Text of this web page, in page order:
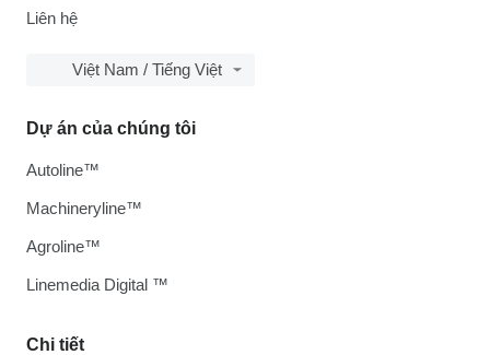
Liên hệ
Việt Nam / Tiếng Việt
Chi tiết
Dự án của chúng tôi
Autoline™
Machineryline™
Agroline™
Linemedia Digital ™